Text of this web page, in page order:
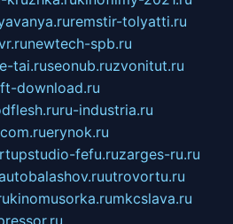
remstir-tolyatti.ru
newtech-spb.ru
tai.ruseonub.ruzvonitut.ru
download.ru
ru-industria.ru
erynok.ru
fefu.ruzarges-ru.ru
utrovortu.ru
kinomusorka.rumkcslava.ru